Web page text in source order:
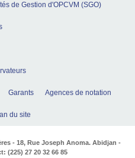
de Gestion d'OPCVM (SGO)
Garants Agences de notation
du site
- 18, Rue Joseph Anoma. Abidjan -
(225) 27 20 32 66 85